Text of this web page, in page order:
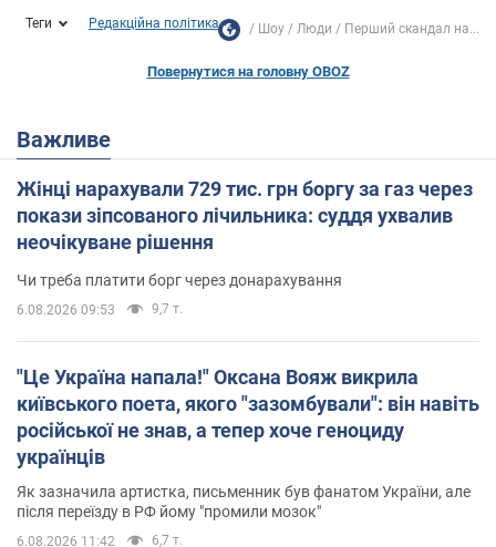
Теги Редакційна політика Шоу Люди Перший скандал на...
Повернутися на головну OBOZ
Важливе
Жінці нарахували 729 тис. грн боргу за газ через
покази зіпсованого лічильника: суддя ухвалив
неочікуване рішення
Чи треба платити борг через донарахування
6.08.2026 09:53 9,7 т.
"Це Україна напала!" Оксана Вояж викрила
київського поета, якого "зазомбували": він навіть
російської не знав, а тепер хоче геноциду
українців
Як зазначила артистка, письменник був фанатом України, але
після переїзду в РФ йому "промили мозок"
6.08.2026 11:42 6,7 т.